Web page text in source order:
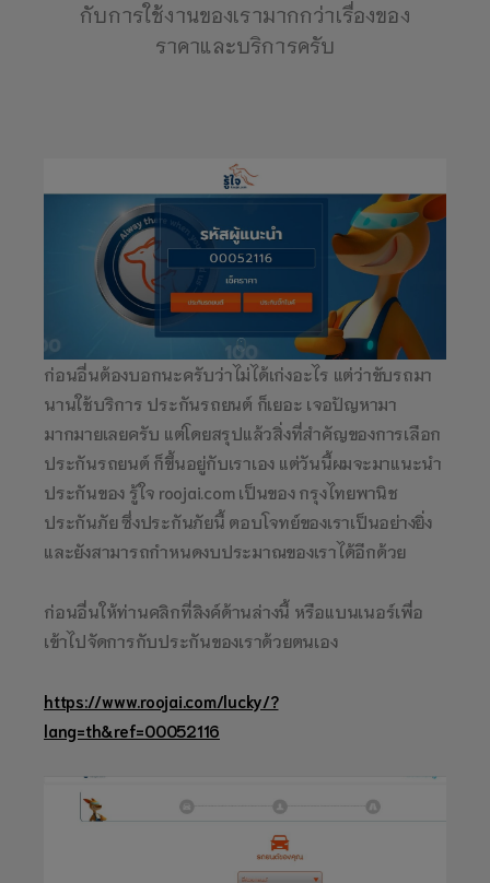
กับการใช้งานของเรามากกว่าเรื่องของ
ราคาและบริการครับ
ก่อนอื่นต้องบอกนะครับว่าไม่ได้เก่งอะไร แต่ว่าขับรถมา
นานใช้บริการ ประกันรถยนต์ ก็เยอะ เจอปัญหามา
มากมายเลยครับ แต่โดยสรุปแล้วสิ่งที่สำคัญของการเลือก
ประกันรถยนต์ ก็ขึ้นอยู่กับเราเอง แต่วันนี้ผมจะมาแนะนำ
ประกันของ รู้ใจ roojai.com เป็นของ กรุงไทยพานิช
ประกันภัย‎ ซึ่งประกันภัยนี้ ตอบโจทย์ของเราเป็นอย่างยิ่ง
และยังสามารถกำหนดงบประมาณของเราได้อีกด้วย
ก่อนอื่นให้ท่านคลิกที่ลิงค์ด้านล่างนี้ หรือแบนเนอร์เพื่อ
เข้าไปจัดการกับประกันของเราด้วยตนเอง
https://www.roojai.com/lucky/?
lang=th&ref=00052116